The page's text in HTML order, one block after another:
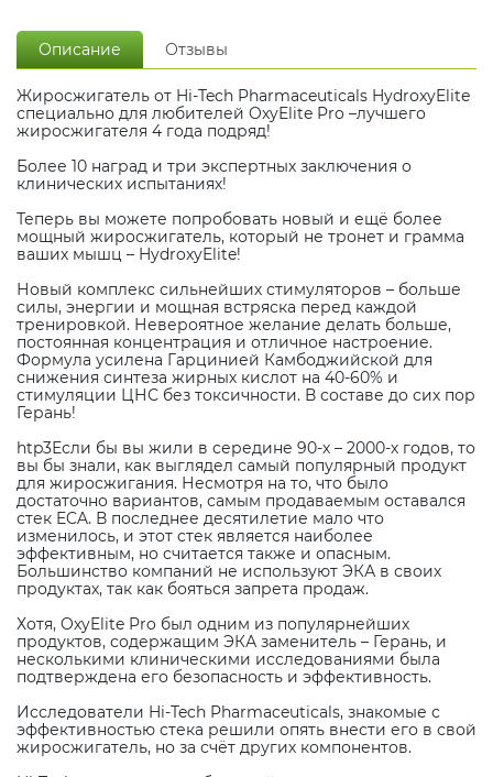
Описание Отзывы
Жиросжигатель от Hi-Tech Pharmaceuticals HydroxyElite
специально для любителей OxyElite Pro –лучшего
жиросжигателя 4 года подряд!
Более 10 наград и три экспертных заключения о
клинических испытаниях!
Теперь вы можете попробовать новый и ещё более
мощный жиросжигатель, который не тронет и грамма
ваших мышц – HydroxyElite!
Новый комплекс сильнейших стимуляторов – больше
силы, энергии и мощная встряска перед каждой
тренировкой. Невероятное желание делать больше,
постоянная концентрация и отличное настроение.
Формула усилена Гарцинией Камбоджийской для
снижения синтеза жирных кислот на 40-60% и
стимуляции ЦНС без токсичности. В составе до сих пор
Герань!
htp3Если бы вы жили в середине 90-х – 2000-х годов, то
вы бы знали, как выглядел самый популярный продукт
для жиросжигания. Несмотря на то, что было
достаточно вариантов, самым продаваемым оставался
стек ECA. В последнее десятилетие мало что
изменилось, и этот стек является наиболее
эффективным, но считается также и опасным.
Большинство компаний не используют ЭКА в своих
продуктах, так как бояться запрета продаж.
Хотя, OxyElite Pro был одним из популярнейших
продуктов, содержащим ЭКА заменитель – Герань, и
несколькими клиническими исследованиями была
подтверждена его безопасность и эффективность.
Исследователи Hi-Tech Pharmaceuticals, знакомые с
эффективностью стека решили опять внести его в свой
жиросжигатель, но за счёт других компонентов.